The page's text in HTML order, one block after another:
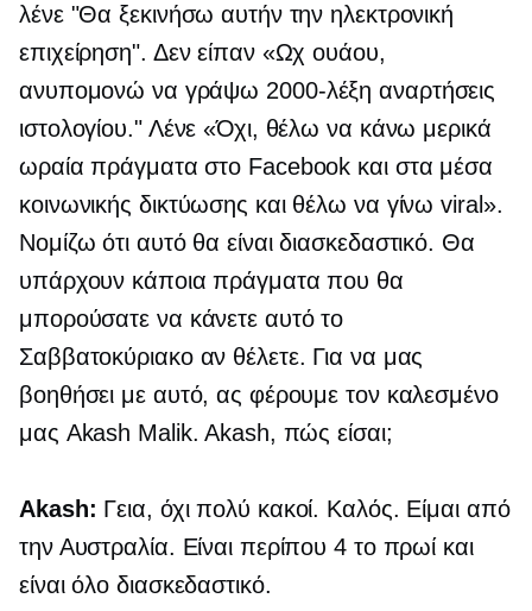
λένε "Θα ξεκινήσω αυτήν την ηλεκτρονική
επιχείρηση". Δεν είπαν «Ωχ ουάου,
ανυπομονώ να γράψω 2000-λέξη αναρτήσεις
ιστολογίου." Λένε «Όχι, θέλω να κάνω μερικά
ωραία πράγματα στο Facebook και στα μέσα
κοινωνικής δικτύωσης και θέλω να γίνω viral».
Νομίζω ότι αυτό θα είναι διασκεδαστικό. Θα
υπάρχουν κάποια πράγματα που θα
μπορούσατε να κάνετε αυτό το
Σαββατοκύριακο αν θέλετε. Για να μας
βοηθήσει με αυτό, ας φέρουμε τον καλεσμένο
μας Akash Malik. Akash, πώς είσαι;
Akash: Γεια, όχι πολύ κακοί. Καλός. Είμαι από
την Αυστραλία. Είναι περίπου 4 το πρωί και
είναι όλο διασκεδαστικό.